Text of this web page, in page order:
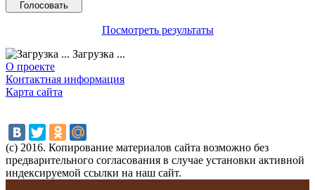
Посмотреть результаты
Загрузка ...
О проекте
Контактная информация
Карта сайта
(с) 2016. Копирование материалов сайта возможно без
предварительного согласования в случае установки активной
индексируемой ссылки на наш сайт.